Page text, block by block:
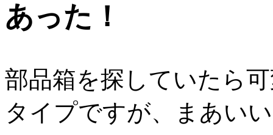
あった！
部品箱を探していたら
タイプですが、まあい